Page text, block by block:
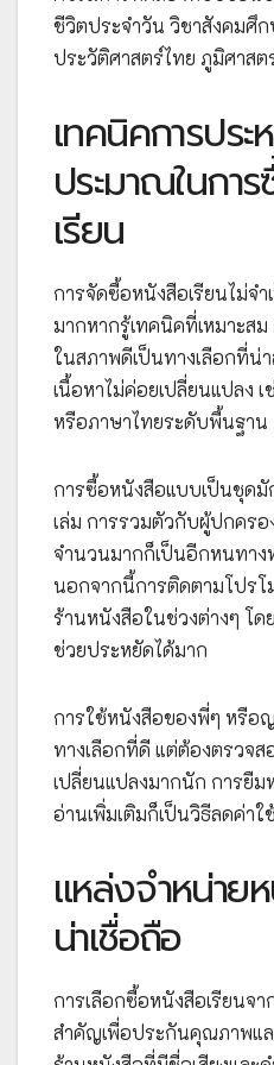
ชีวิตประจำวัน วิชาสังคมศึ
ประวัติศาสตร์ไทย ภูมิศาสต
เทคนิคการปร
ประมาณในกา
เรียน
การจัดซื้อหนังสือเรียนไม่จ
มากหากรู้เทคนิคที่เหมาะส
ในสภาพดีเป็นทางเลือกที่น่
เนื้อหาไม่ค่อยเปลี่ยนแปลง
หรือภาษาไทยระดับพื้นฐาน
การซื้อหนังสือแบบเป็นชุดมั
เล่ม การรวมตัวกับผู้ปกคร
จำนวนมากก็เป็นอีกหนทา
นอกจากนี้การติดตามโปรโ
ร้านหนังสือในช่วงต่างๆ โด
ช่วยประหยัดได้มาก
การใช้หนังสือของพี่ๆ หรือ
ทางเลือกที่ดี แต่ต้องตรวจส
เปลี่ยนแปลงมากนัก การยื
อ่านเพิ่มเติมก็เป็นวิธีลดค่าใ
แหล่งจำหน่าย
น่าเชื่อถือ
การเลือกซื้อหนังสือเรียนจ
สำคัญเพื่อประกันคุณภาพแ